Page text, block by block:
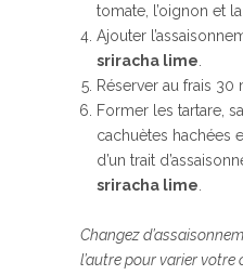
tomate, l’oignon et
Ajouter
sriracha lime
Réserver au frais 30
Former les tartare,
cachuètes hachées
d’un trait
sriracha lime
Changez
l’autre pour varier votre